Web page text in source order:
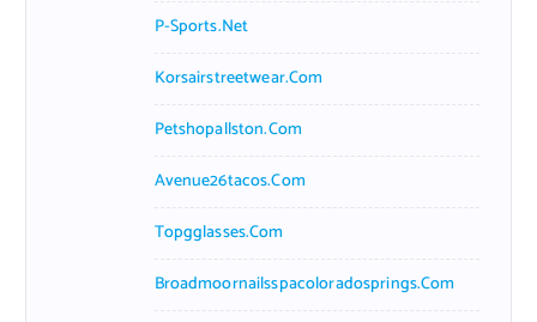
P-Sports.net
Korsairstreetwear.com
Petshopallston.com
Avenue26tacos.com
Topgglasses.com
Broadmoornailsspacoloradosprings.com